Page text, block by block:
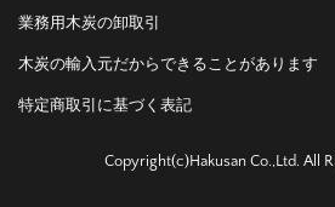
業務用木炭の卸取引
木炭の輸入元だからできることがあります
特定商取引に基づく表記
Copyright(c)Hakusan Co.,Ltd. All